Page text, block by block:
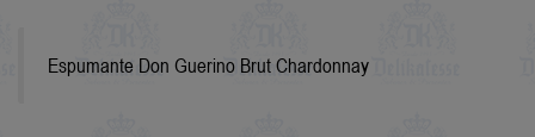
Espumante Don Guerino Brut Chardonnay